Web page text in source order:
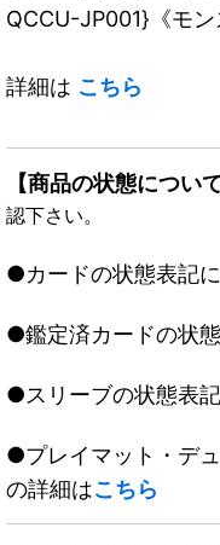
QCCU-JP001}《モン
詳細は こちら
【商品の状態について
認下さい。
●カードの状態表記
●鑑定済カードの状
●スリーブの状態表
●プレイマット・デ
の詳細はこちら